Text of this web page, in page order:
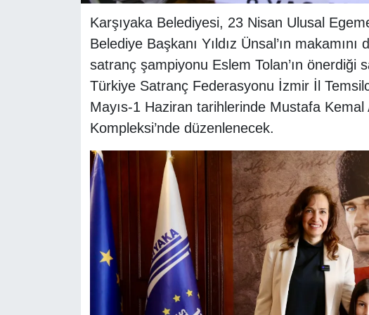
Karşıyaka Belediyesi, 23 Nisan Ulusal
Belediye Başkanı Yıldız Ünsal’ın
satranç şampiyonu Eslem Tolan’ın önerdiği
Türkiye Satranç Federasyonu İzmir İl
Mayıs-1 Haziran tarihlerinde Mustafa
Kompleksi’nde düzenlenecek.